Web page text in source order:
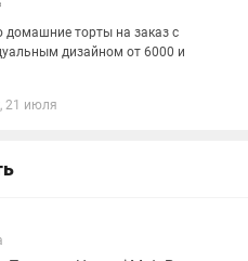
домашние торты на заказ с
дизайном от 6000 и
21 июля